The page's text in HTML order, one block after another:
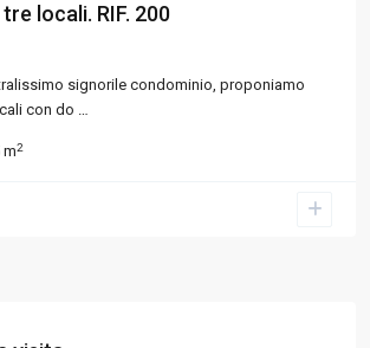
locali. RIF. 200
signorile condominio, proponiamo
con do …
m2